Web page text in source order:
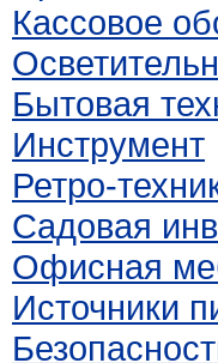
Кассовое
Бытовая
Инструмент
Ретро-
Садовая
Офисная
Источники